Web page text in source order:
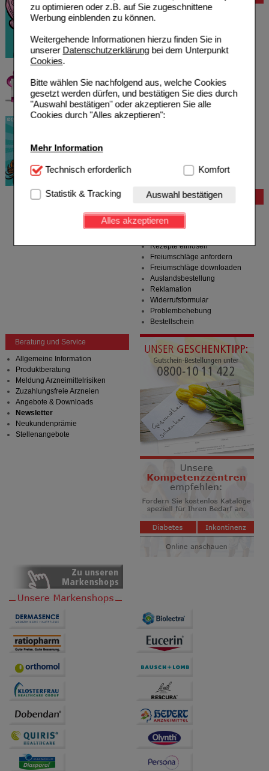
zu optimieren oder z.B. auf Sie zugeschnittene
Werbung einblenden zu können.
Weitergehende Informationen hierzu finden Sie in
unserer Datenschutzerklärungbei dem Unterpunkt
Cookies.
Bitte wählen Sie nachfolgend aus, welche Cookies
gesetzt werden dürfen, und bestätigen Sie dies durch
"Auswahl bestätigen" oder akzeptieren Sie alle
Cookies durch "Alles akzeptieren":
Mehr Information
Technisch Notwendig:Hierbei handelt es sich um
Website notwendig sind (z.B. Navigation, Warenkorb,
Kundenkonto), weshalb auf diese nicht verzichtet
werden kann.
Einkaufserlebnis noch ansprechender zu gestalten,
beispielsweise für die Wiedererkennung des
Besuchers oder unsere Seite an bevorzugte
Verhaltensweisen (z.B. Spracheinstellung)
anzupassen. Komfort-Cookies ermöglichen es uns
auch auf Ihre Bedürfnisse zugeschrittene Inhalte
anzuzeigen und unser Partnerprogramm zu
Statistik & Tracking:
Hierüber lassen sich
Informationen über die Art und Weise der Nutzung
unserer Website sammeln, mit deren Hilfe wir unsere
Website weiter für Sie optimieren können, den Inhalt
auf unserer Website aber auch die Werbung auf
Drittseiten möglichst relevant für Sie zu gestalten.
Bitte beachten Sie, dass Daten hierfür teilweise an
Dritte wie z.B. Google oder soziale Medien
übertragen werden.
Technisch erforderlich Komfort
Statistik & Tracking Auswahl bestätigen
Alles akzeptieren
Bestellung
Hilfe zur Anmeldung
Hilfe zum Bestellvorgang
Rezepte einlösen
Freiumschläge anfordern
Freiumschläge downloaden
Auslandsbestellung
Reklamation
Widerrufsformular
Problembehebung
Bestellschein
Beratung und Service
Allgemeine Information
Produktberatung
Meldung Arzneimittelrisiken
Zuzahlungsfreie Arzneien
Angebote & Downloads
Newsletter
Neukundenprämie
Stellenangebote